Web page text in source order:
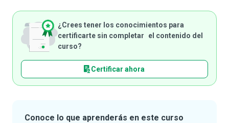
¿Crees tener los conocimientos para
certificarte sin completar el contenido del
curso?
Certificar ahora
Conoce lo que aprenderás en este curso